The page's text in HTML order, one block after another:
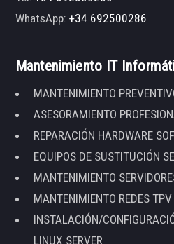
WhatsApp:+34 692500286
Mantenimiento IT
MANTENIMIENTO
ASESORAMIENTO
REPARACIÓN HARDWARE
EQUIPOS DE SUSTITUCIÓN
MANTENIMIENTO
MANTENIMIENTO REDES
INSTALACIÓN/
LINUX SERVER